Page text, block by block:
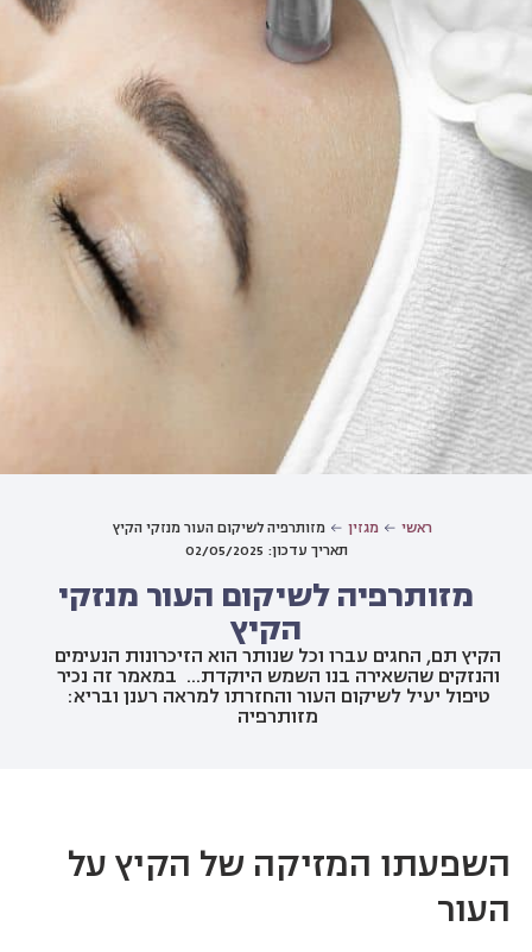
ראשי מגזין
מזותרפיה לשיקום העור מנזקי הקיץ
תאריך עדכון: 02/05/2025
מזותרפיה לשיקום העור מנזקי
הקיץ
הקיץ תם, החגים עברו וכל שנותר הוא הזיכרונות הנעימים
והנזקים שהשאירה בנו השמש היוקדת... במאמר זה נכיר
טיפול יעיל לשיקום העור והחזרתו למראה רענן ובריא:
מזותרפיה
השפעתו המזיקה של הקיץ על
העור